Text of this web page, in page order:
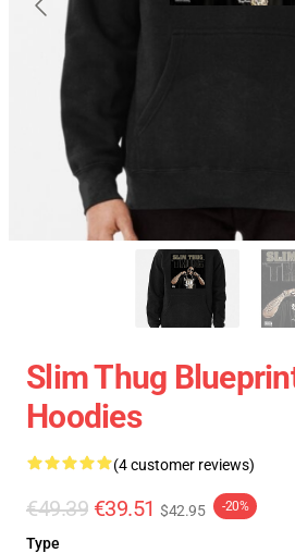
Slim Thug
Hoodies
(4 customer reviews)
€49.39 €39.51 $42.95 -20%
Type